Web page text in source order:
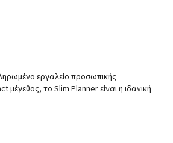
εργαλείο προσωπικής
το Slim Planner είναι η ιδανική